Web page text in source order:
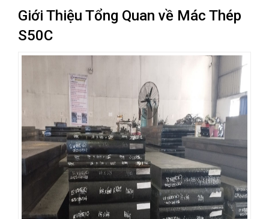
Giới Thiệu Tổng Quan về Mác Thép
S50C